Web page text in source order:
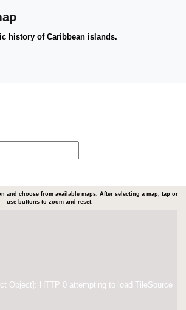
history of Caribbean islands.
and choose from available maps. After selecting a map, tap or
use buttons to zoom and reset.
Object]: HTTP 0 attempting to load TileSource